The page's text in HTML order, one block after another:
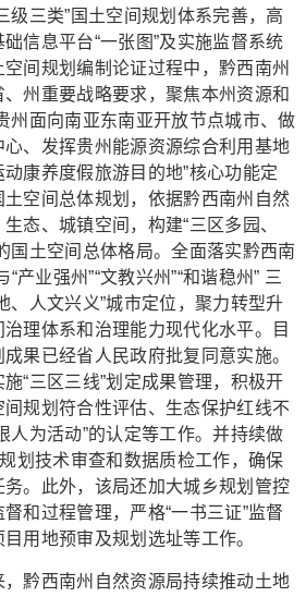
级三类”国土空间规划体系完善，高
信息平台“一张图”及实施监督系统
间规划编制论证过程中，黔西南州
州重要战略要求，聚焦本州资源和
州面向南亚东南亚开放节点城市、做
、发挥贵州能源资源综合利用基地
康养度假旅游目的地”核心功能定
空间总体规划，依据黔西南州自然
态、城镇空间，构建“三区多园、
国土空间总体格局。全面落实黔西南
产业强州”“文教兴州”“和谐稳州” 三
、人文兴义”城市定位，聚力转型升
理体系和治理能力现代化水平。目
果已经省人民政府批复同意实施。
“三区三线”划定成果管理，积极开
规划符合性评估、生态保护红线不
人为活动”的认定等工作。并持续做
划技术审查和数据质检工作，确保
。此外，该局还加大城乡规划管控
和过程管理，严格“一书三证”监督
用地预审及规划选址等工作。
西南州自然资源局持续推动土地